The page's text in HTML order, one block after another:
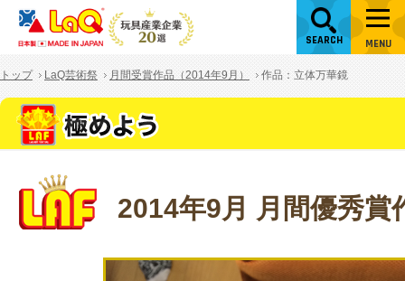
SEARCH MENU
トップ LaQ芸術祭 月間受賞作品（2014年9月） 作品：立体万華鏡
2014年9月 月間優秀賞